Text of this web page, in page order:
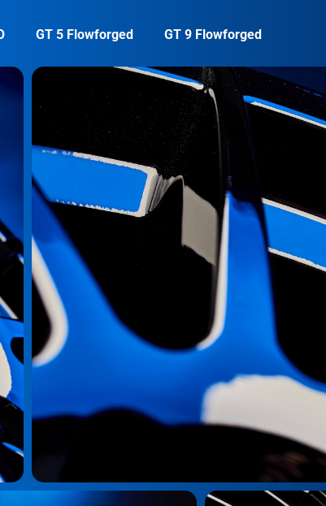
GT 5 Flowforged GT 9 Flowforged